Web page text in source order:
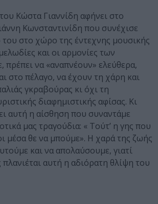
Κώστα Γιαννίδη αφήνει στο
Κωνσταντινίδη που συνέχισε
στο χώρο της έντεχνης μουσικής
και οι αρμονίες των
πρέπει να «αναπνέουν» ελεύθερα,
στο πέλαγο, να έχουν τη χάρη και
γκραβούρας κι όχι τη
διαφημιστικής αφίσας. Κι
αυτή η αίσθηση που συναντάμε
μας τραγούδια: « Τούτ’ η γης που
μέσα θε να μπούμε». Η χαρά της ζωής
και να απολαύσουμε, γιατί
αυτή η αδιόρατη θλίψη του